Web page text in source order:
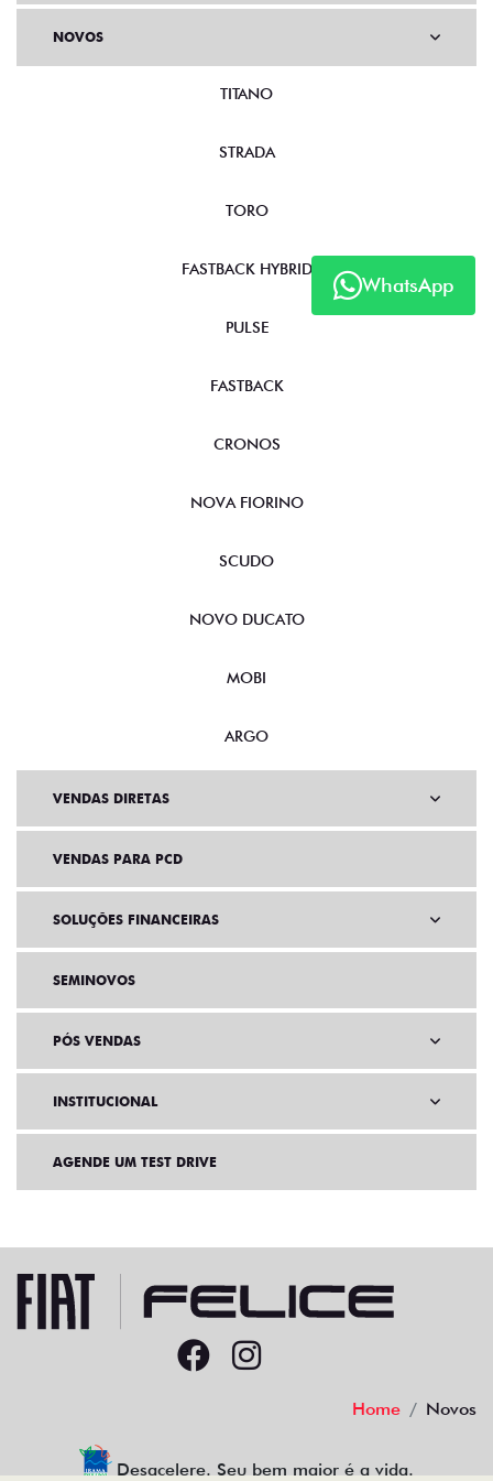
WhatsApp
NOVOS
TITANO
STRADA
TORO
FASTBACK HYBRID
PULSE
FASTBACK
CRONOS
NOVA FIORINO
SCUDO
NOVO DUCATO
MOBI
ARGO
VENDAS DIRETAS
VENDAS PARA PCD
SOLUÇÕES FINANCEIRAS
SEMINOVOS
PÓS VENDAS
INSTITUCIONAL
AGENDE UM TEST DRIVE
Home Novos
Desacelere. Seu bem maior é a vida.